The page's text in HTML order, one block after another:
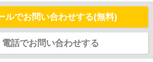
ルでお問い合わせする(無料)
電話でお問い合わせする